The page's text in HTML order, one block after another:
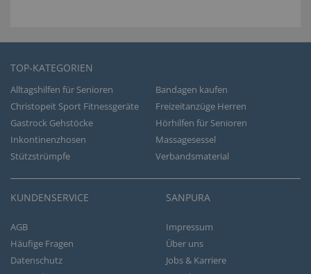
TOP-KATEGORIEN
Alltagshilfen für Senioren
Bandagen kaufen
Christopeit Sport Fitnessgeräte
Freizeitanzüge Herren
Gastrock Gehstöcke
Hörhilfen für Senioren
Inkontinenzhosen
Massagesessel
Stützstrümpfe
Verbandsmaterial
KUNDENSERVICE
AGB
Häufige Fragen
Datenschutz
SANPURA
Impressum
Über uns
Jobs & Karriere